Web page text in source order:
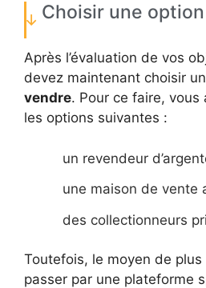
Choisir une
Après l’évaluation de vos
devez maintenant choisir
vendre. Pour ce faire, vous
les options suivantes :
un revendeur
une maison de vente
des collectionneurs
Toutefois, le moyen de
passer par une plateforme